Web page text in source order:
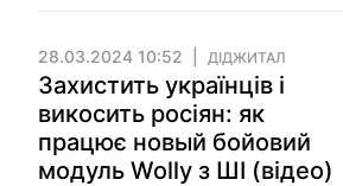
28.03.2024 10:52 ДІДЖИТАЛ
Захистить українців і
викосить росіян: як
працює новый бойовий
модуль Wolly з ШІ (відео)